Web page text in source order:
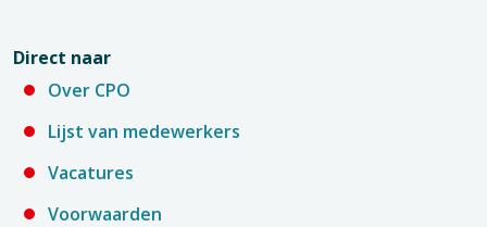
Direct naar
Over CPO
Lijst van medewerkers
Vacatures
Voorwaarden